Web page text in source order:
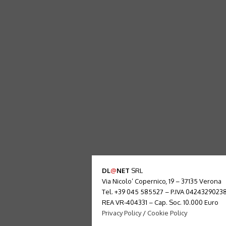
DL@NET SRL
Via Nicolo’ Copernico, 19 – 37135 Verona
Tel. +39 045 585527 – P.IVA
REA VR-404331 – Cap. Soc. 10.000 Euro
Privacy Policy/Cookie Policy